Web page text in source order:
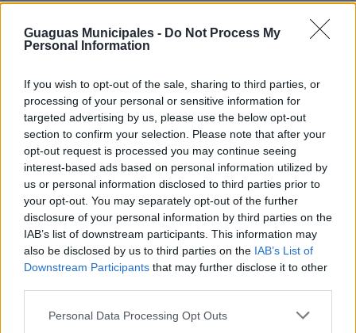
Guaguas Municipales - Do Not Process My
Personal Information
If you wish to opt-out of the sale, sharing to third parties, or
processing of your personal or sensitive information for
targeted advertising by us, please use the below opt-out
section to confirm your selection. Please note that after your
opt-out request is processed you may continue seeing
interest-based ads based on personal information utilized by
us or personal information disclosed to third parties prior to
your opt-out. You may separately opt-out of the further
disclosure of your personal information by third parties on the
IAB’s list of downstream participants. This information may
also be disclosed by us to third parties on the IAB’s List of
Downstream Participants that may further disclose it to other
Personal Data Processing Opt Outs
licitadores, la generación de economías de escala, una
mayor publicidad, transparencia y seguridad jurídica, así
como el aumento de la concurrencia en la compra
El primer sistema dinámico de adquisición que
implementarán las dos compañías de transporte
estará dirigido a la adquisición de los suministros de
piezas y componentes para la flota de vehículos, con la
opción de ampliar en un futuro a la compra de otros
bienes, suministros o servicios que sean demandados
por las distintas áreas de trabajo de ambas empresas.
Para facilitar el manejo de esta nueva herramienta,
Guaguas Municipales y Titsa organizarán con Vortal,
proveedora de la plataforma electrónica, unas jornadas
de formación en las que se pondrá al corriente a todos
los interesados del uso de la plataforma y de los
sistemas dinámicos de adquisición. El martes 28 de
enero, la jornada se celebrará en las instalaciones de
Titsa, en Santa Cruz de Tenerife, al tiempo que el
jueves 30 de enero, de 17:00 a 18:00 horas, la